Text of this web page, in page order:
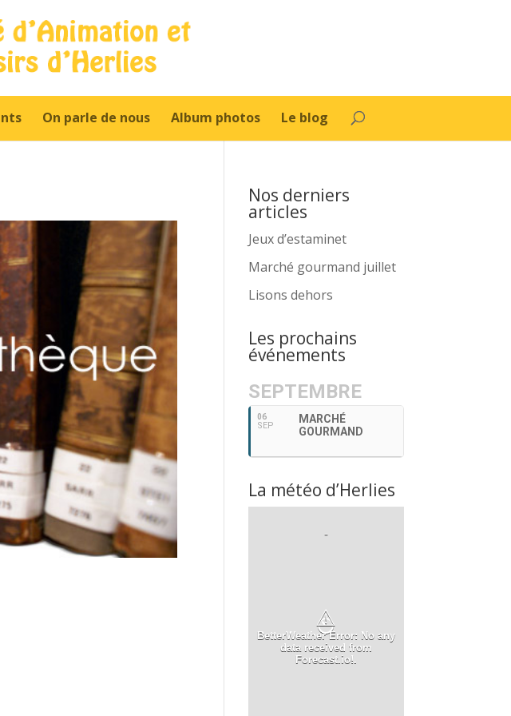
On parle de nous Album photos Le blog
Nos derniers
articles
Jeux d’estaminet
Marché gourmand juillet
Lisons dehors
Les prochains
événements
SEPTEMBRE
06
SEP
MARCHÉ
GOURMAND
La météo d’Herlies
-
⚠
BetterWeather Error: No any
data received from
Forecast.io!.